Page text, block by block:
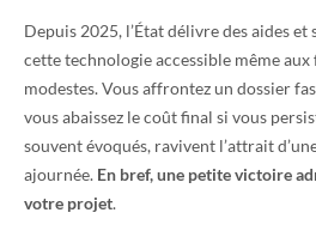
Depuis 2025, l’État délivre des aides
cette technologie accessible même aux
modestes. Vous affrontez un dossier
vous abaissez le coût final si vous
souvent évoqués, ravivent l’attrait
ajournée. En bref, une petite victoire
votre projet.